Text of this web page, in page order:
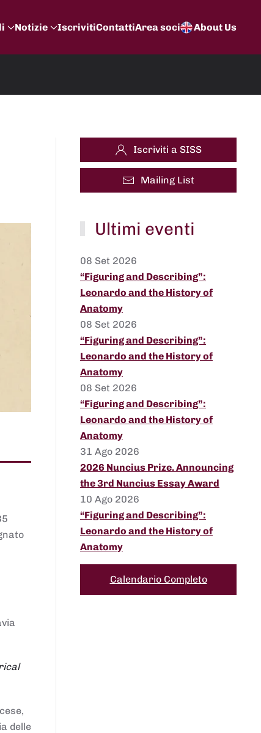
Notizie IscrivitiContattiArea soci About Us
delle
Iscriviti a SISS
Mailing List
Ultimi eventi
08 Set 2026
“Figuring and Describing”:
Leonardo and the History of
Anatomy
08 Set 2026
“Figuring and Describing”:
Leonardo and the History of
Anatomy
08 Set 2026
“Figuring and Describing”:
Leonardo and the History of
Anatomy
31 Ago 2026
2026 Nuncius Prize. Announcing
the 3rd Nuncius Essay Award
10 Ago 2026
“Figuring and Describing”:
Leonardo and the History of
Anatomy
Calendario Completo